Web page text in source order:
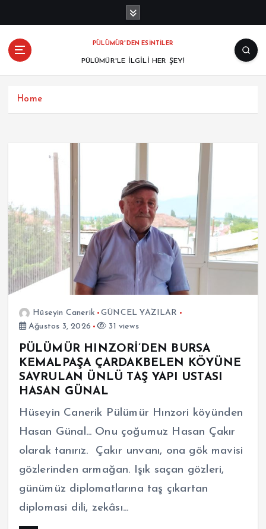
PÜLÜMÜR'DEN ESİNTİLER
PÜLÜMÜR'LE İLGİLİ HER ŞEY!
Home
Hüseyin Canerik
GÜNCEL YAZILAR
Ağustos 3, 2026
31 views
PÜLÜMÜR HINZORİ’DEN BURSA
KEMALPAŞA ÇARDAKBELEN KÖYÜNE
SAVRULAN ÜNLÜ TAŞ YAPI USTASI
HASAN GÜNAL
Hüseyin Canerik Pülümür Hınzori köyünden
Hasan Günal… Onu çoğumuz Hasan Çakır
olarak tanırız. Çakır unvanı, ona gök mavisi
gözlerinden armağan. Işık saçan gözleri,
günümüz diplomatlarına taş çıkartan
diplomasi dili, zekâsı…